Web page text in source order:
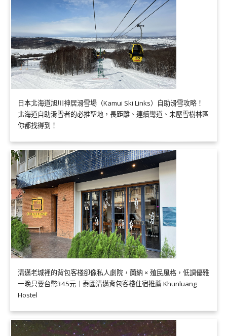
日本北海道旭川神居滑雪場（Kamui Ski Links）自助滑雪攻略！
北海道自助滑雪者的必推聖地，長距離、連續彎道、未壓雪樹林區
你都找得到！
清邁老城裡的背包客棧卻像私人劇院，蘭納 × 殖民風格，低調優雅
一晚只要台幣345元｜泰國清邁背包客棧住宿推薦 Khunluang
Hostel